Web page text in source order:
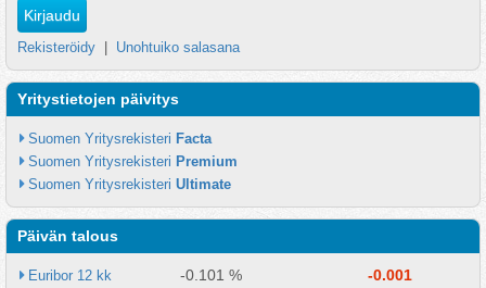
Rekisteröidy Unohtuiko salasana
Yritystietojen päivitys
Suomen Yritysrekisteri Facta
Suomen Yritysrekisteri Premium
Suomen Yritysrekisteri Ultimate
Päivän talous
Euribor 12 kk -0.101 % -0.001